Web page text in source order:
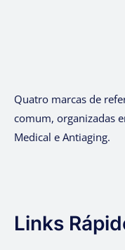
Quatro marcas de
comum, organizadas
Medical e Antiaging.
Links